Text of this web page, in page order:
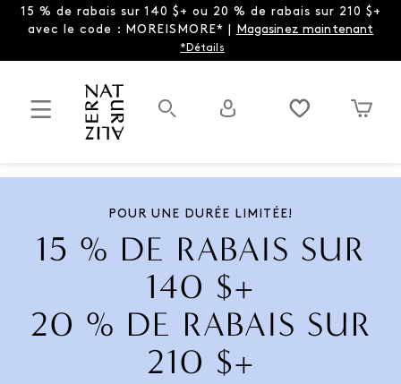
15 % de rabais sur 140 $+ ou 20 % de rabais sur 210 $+
avec le code : MOREISMORE* | Magasinez maintenant
*Détails
POUR UNE DURÉE LIMITÉE!
15 % DE RABAIS SUR
140 $+
20 % DE RABAIS SUR
210 $+